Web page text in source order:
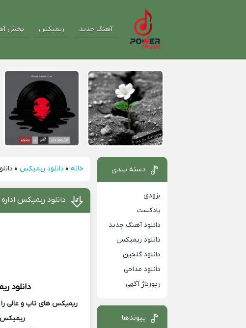
آهنگ جدید ریمیکس پخش
خانه » دانلود ریمیکس »
دانلود ریمیکس
دانلود
ریمیکس های تاپ و عالی را
ریمیکس
دسته بندی
بزودی
پادکست
دانلود آهنگ جدید
دانلود ریمیکس
دانلود گلچین
دانلود مداحی
رپورتاژ آگهی
پیوندها